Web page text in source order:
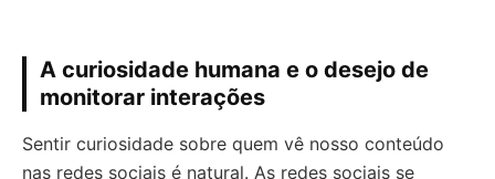
A curiosidade humana e o desejo de
monitorar interações
Sentir curiosidade sobre quem vê nosso conteúdo
nas redes sociais é natural. As redes sociais se